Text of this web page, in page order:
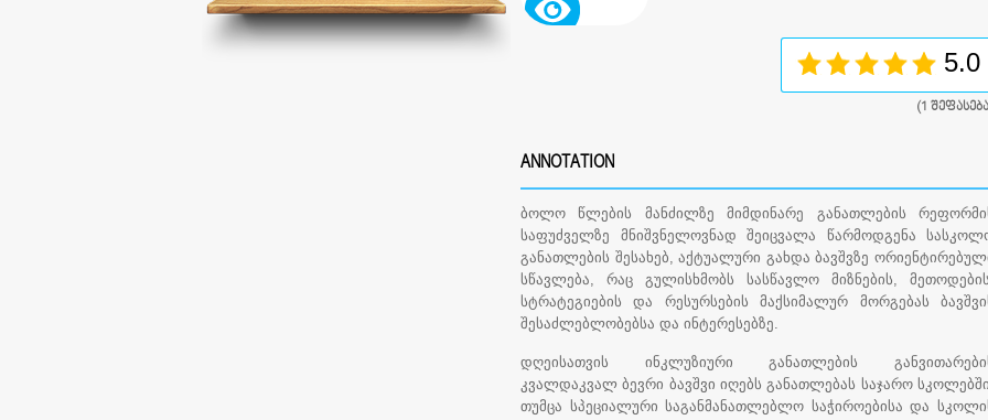
5.0
(1
ANNOTATION
ბოლო წლების მანძილზე მიმდინარე განათლების
საფუძველზე მნიშვნელოვნად შეიცვალა წარმოდგენა
განათლების შესახებ, აქტუალური გახდა ბავშვზე
სწავლება, რაც გულისხმობს სასწავლო მიზნების,
სტრატეგიების და რესურსების მაქსიმალურ მორგებას
შესაძლებლობებსა და ინტერესებზე.
დღეისათვის ინკლუზიური განათლების
კვალდაკვალ ბევრი ბავშვი იღებს განათლებას საჯარო
თუმცა სპეციალური საგანმანათლებლო საჭიროებისა და